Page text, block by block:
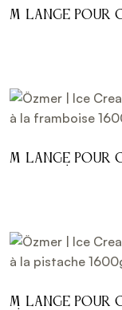
Mélange pour
Mélange pour
Mélange pour